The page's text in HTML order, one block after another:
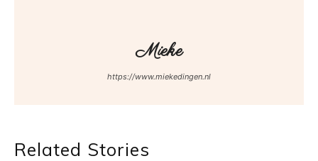
Mieke
https://www.miekedingen.nl
Related Stories